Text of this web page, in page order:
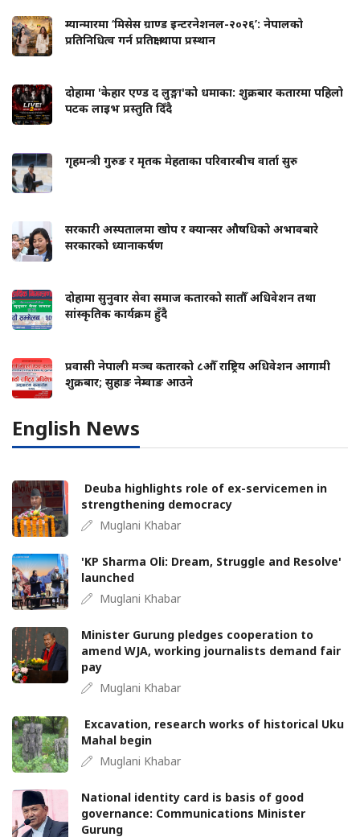
म्यान्मारमा ‘मिसेस ग्राण्ड इन्टरनेशनल-२०२६’: नेपालको
प्रतिनिधित्व गर्न प्रतिक्षा थापा प्रस्थान
दोहामा 'केहार एण्ड द लुङ्गा'को धमाका: शुक्रबार कतारमा पहिलो
पटक लाइभ प्रस्तुति दिँदै
गृहमन्त्री गुरुङ र मृतक मेहताका परिवारबीच वार्ता सुरु
सरकारी अस्पतालमा खोप र क्यान्सर औषधिको अभावबारे
सरकारको ध्यानाकर्षण
दोहामा सुनुवार सेवा समाज कतारको सातौँ अधिवेशन तथा
सांस्कृतिक कार्यक्रम हुँदै
प्रवासी नेपाली मञ्च कतारको ८औँ राष्ट्रिय अधिवेशन आगामी
शुक्रबार; सुहाङ नेम्वाङ आउने
English News
Deuba highlights role of ex-servicemen in
strengthening democracy
Muglani Khabar
'KP Sharma Oli: Dream, Struggle and Resolve'
launched
Muglani Khabar
Minister Gurung pledges cooperation to
amend WJA, working journalists demand fair
pay
Muglani Khabar
Excavation, research works of historical Uku
Mahal begin
Muglani Khabar
National identity card is basis of good
governance: Communications Minister
Gurung